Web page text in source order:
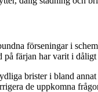
förseningar i
färjan har varit i
brister i bland
de uppkomna